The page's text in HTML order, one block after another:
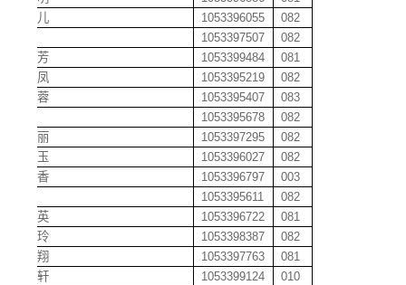
何洁儿
1053396055
082
1053397507
082
何玲芳
1053399484
081
何羚凤
1053395219
082
何佩蓉
1053395407
083
1053395678
082
何秋丽
1053397295
082
何圣玉
1053396027
082
何舒香
1053396797
003
1053395611
082
何双英
1053396722
081
何谢玲
1053398387
082
何宇翔
1053397763
081
何宇轩
1053399124
010